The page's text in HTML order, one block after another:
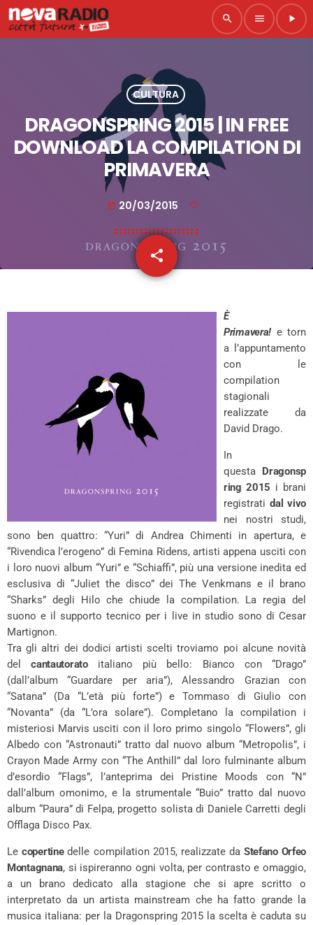
search menu play_arrow
CULTURA
DRAGONSPRING 2015 | IN FREE
DOWNLOAD LA COMPILATION DI
PRIMAVERA
today 20/03/2015
share
email
È
Primavera! e torn
a l’appuntamento
con le
compilation
stagionali
realizzate da
David Drago.
In
questa Dragonsp
ring 2015 i brani
registratidal vivo
nei nostri studi,
sono ben quattro: “Yuri” di Andrea Chimenti in apertura, e
“Rivendica l’erogeno” di Femina Ridens, artisti appena usciti con
i loro nuovi album “Yuri” e “Schiaffi”, più una versione inedita ed
esclusiva di “Juliet the disco” dei The Venkmans e il brano
“Sharks” degli Hilo che chiude la compilation. La regia del
suono e il supporto tecnico per i live in studio sono di Cesar
Martignon.
Tra gli altri dei dodici artisti scelti troviamo poi alcune novità
delcantautoratoitaliano più bello: Bianco con “Drago”
(dall’album “Guardare per aria”), Alessandro Grazian con
“Satana” (Da “L’età più forte”) e Tommaso di Giulio con
“Novanta” (da “L’ora solare”). Completano la compilation i
misteriosi Marvis usciti con il loro primo singolo “Flowers”, gli
Albedo con “Astronauti” tratto dal nuovo album “Metropolis”, i
Crayon Made Army con “The Anthill” dal loro fulminante album
d’esordio “Flags”, l’anteprima dei Pristine Moods con “N”
dall’album omonimo, e la strumentale “Buio” tratto dal nuovo
album “Paura” di Felpa, progetto solista di Daniele Carretti degli
Offlaga Disco Pax.
Lecopertinedelle compilation 2015, realizzate da Stefano Orfeo
Montagnana, si ispireranno ogni volta, per contrasto e omaggio,
a un brano dedicato alla stagione che si apre scritto o
interpretato da un artista mainstream che ha fatto grande la
musica italiana: per la Dragonspring 2015 la scelta è caduta su